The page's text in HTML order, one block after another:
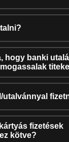
hogy banki
utalvánnyal
fizetések
kötve?